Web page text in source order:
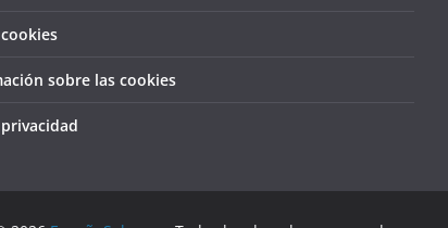
sobre las cookies